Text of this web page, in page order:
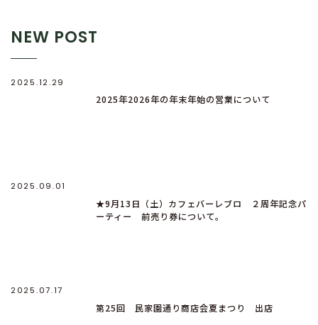
NEW POST
2025.12.29
2025年2026年の年末年始の営業について
2025.09.01
★9月13日（土）カフェバーレブロ ２周年記念パ
ーティー 前売り券について。
2025.07.17
第25回 民家園通り商店会夏まつり 出店